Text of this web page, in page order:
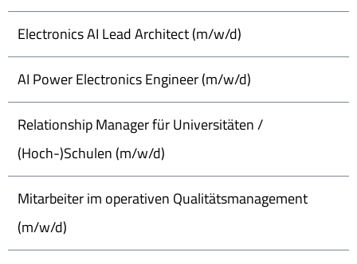
Electronics AI Lead Architect (m/w/d)
AI Power Electronics Engineer (m/w/d)
Relationship Manager für Universitäten /
(Hoch-)Schulen (m/w/d)
Mitarbeiter im operativen Qualitätsmanagement
(m/w/d)